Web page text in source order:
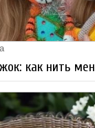
как нить